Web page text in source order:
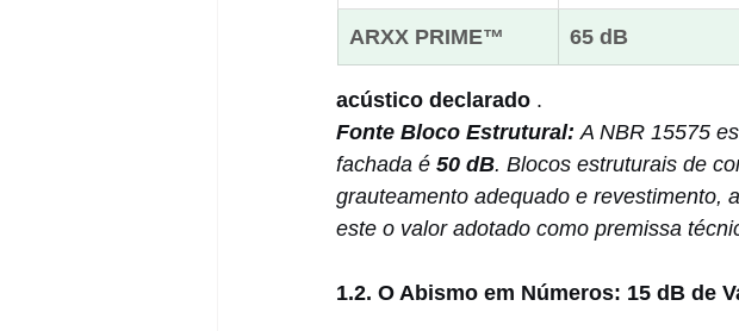
ARXX PRIME™ 65 dB
acústico declarado .
Fonte Bloco Estrutural: A NBR 15575
fachada é 50 dB. Blocos estruturais de
grauteamento adequado e revestimento,
este o valor adotado como premissa
1.2. O Abismo em Números: 15 dB de